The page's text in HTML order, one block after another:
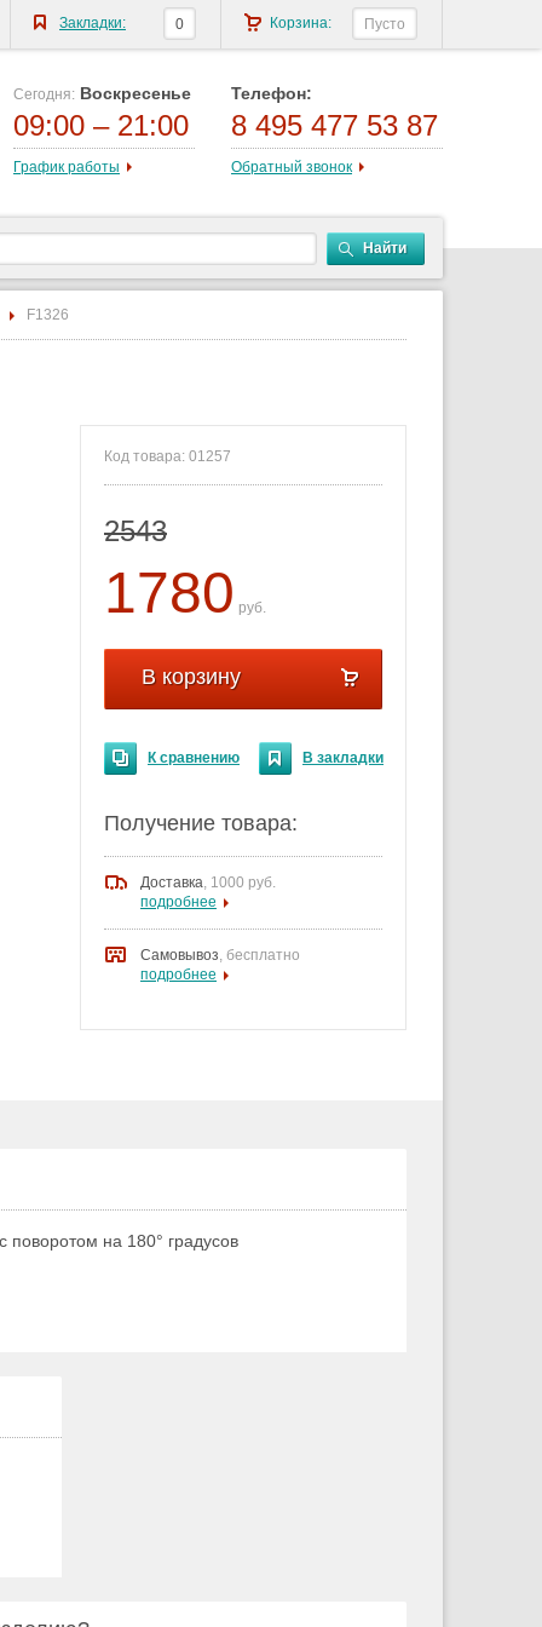
Сегодня: Воскресенье
09:00 – 21:00
График работы
Телефон:
8 495 477 53 87
Обратный звонок
Найти
F1326
Код товара: 01257
2543
1780 руб.
В корзину
К сравнению В закладки
Получение товара:
Доставка, 1000 руб.
подробнее
Самовывоз, бесплатно
подробнее
поворотом на 180° градусов
Корзина: Пусто
Закладки: 0